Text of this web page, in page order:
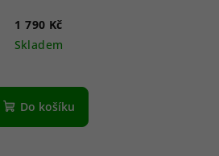
1 790 Kč
Skladem
Do košíku